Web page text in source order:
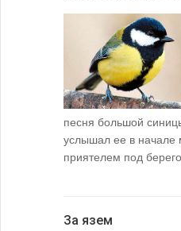
песня большой
услышал ее в начале
приятелем под
За язем